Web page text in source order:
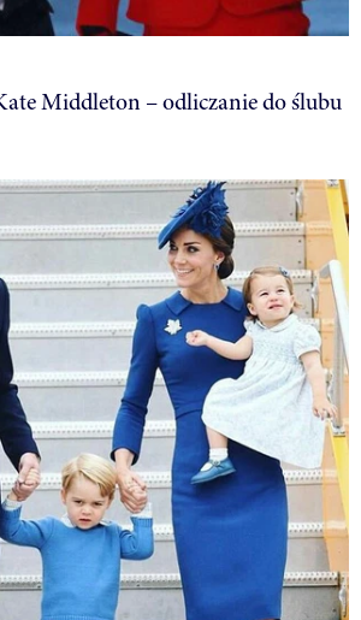
Middleton – odliczanie do ślubu